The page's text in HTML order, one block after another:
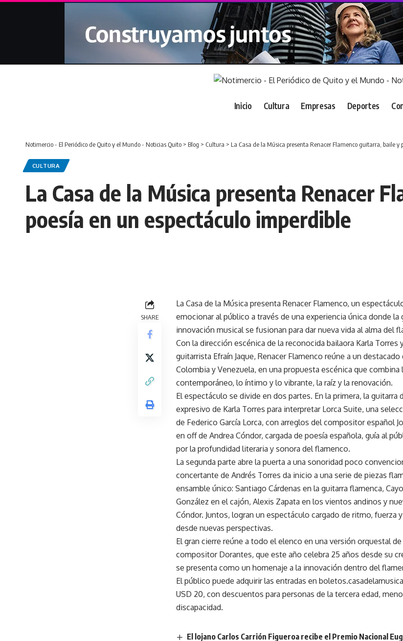
Inicio Cultura Empresas Deportes
Notimercio - El Periódico de Quito y el Mundo - Noticias Quito > Blog > Cultura > La Casa de la Música presenta Renacer Flamenco guitarra, baile y
CULTURA
La Casa de la Música presenta Renacer
poesía en un espectáculo imperdible
SHARE
La Casa de la Música presenta Renacer Flamenco, un
emocionar al público a través de una experiencia única donde la
innovación musical se fusionan para dar nueva vida al alma del
Con la dirección escénica de la reconocida bailaora Karla Torres
guitarrista Efraín Jaque, Renacer Flamenco reúne a un
Colombia y Venezuela, en una propuesta escénica que
contemporáneo, lo íntimo y lo vibrante, la raíz y la renovación.
El espectáculo se divide en dos partes. En la primera, la guitarra
expresivo de Karla Torres para interpretar Lorca Suite, una
de Federico García Lorca, con arreglos del compositor español
en off de Andrea Cóndor, cargada de poesía española, guía al
por la profundidad literaria y sonora del flamenco.
La segunda parte abre la puerta a una sonoridad poco
concertante de Andrés Torres da inicio a una serie de piezas
ensamble único: Santiago Cárdenas en la guitarra flamenca,
González en el cajón, Alexis Zapata en los vientos andinos y
Cóndor. Juntos, logran un espectáculo cargado de ritmo, fuerza
desde nuevas perspectivas.
El gran cierre reúne a todo el elenco en una versión orquestal
compositor Dorantes, que este año celebra 25 años desde su
se presenta como un homenaje a la innovación dentro del
El público puede adquirir las entradas en
USD 20, con descuentos para personas de la tercera edad,
discapacidad.
El lojano Carlos Carrión Figueroa recibe el Premio Nacional